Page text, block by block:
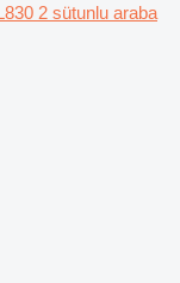
2 sütunlu araba